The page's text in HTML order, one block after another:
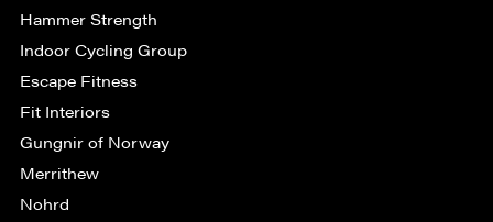
Hammer Strength
Indoor Cycling Group
Escape Fitness
Fit Interiors
Gungnir of Norway
Merrithew
Nohrd